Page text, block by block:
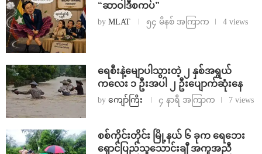
“ဆာဝါဒီစကပ်”
by MLAT ၅၄ မိနစ် အကြာက 4 views
ရေစီးနဲ့မျောပါသွားတဲ့ ၂ နှစ်အရွယ်
ကလေး ၁ ဦးအပါ ၂ ဦးပျောက်ဆုံးနေ
by ကျော်ကြီး ၄ နာရီ အကြာက 7 views
စစ်ကိုင်းတိုင်း မြို့နယ် ၆ ခုက ရေဘေး
ရှောင်ပြည်သူသောင်းချီ အကူအညီ